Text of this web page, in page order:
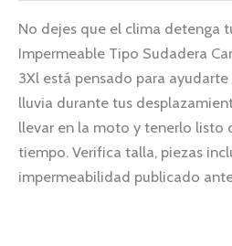
No dejes que el clima detenga
Impermeable Tipo Sudadera
3Xl está pensado para
lluvia durante tus
llevar en la moto y tenerlo listo
tiempo. Verifica talla, piezas
impermeabilidad publicado